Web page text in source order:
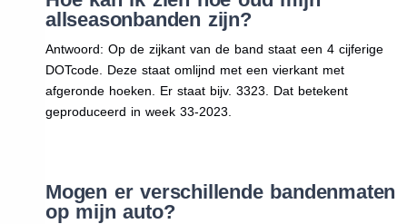
allseasonbanden zijn?
Antwoord: Op de zijkant van de band staat een 4 cijferige
DOTcode. Deze staat omlijnd met een vierkant met
afgeronde hoeken. Er staat bijv. 3323. Dat betekent
geproduceerd in week 33-2023.
Mogen er verschillende bandenmaten
op mijn auto?